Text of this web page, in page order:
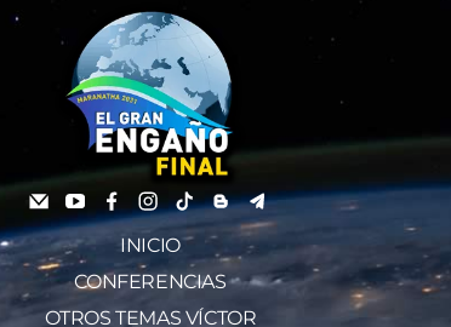
INICIO
CONFERENCIAS
OTROS TEMAS VÍCTOR